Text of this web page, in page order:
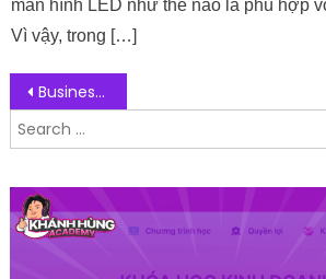
màn hình LED như thế nào là phù hợp
Vì vậy, trong […]
Post navigation
Business Analyst (BA) là gì? Kỹ năng để trở thành một BA chuyên nghiệp
Search for: